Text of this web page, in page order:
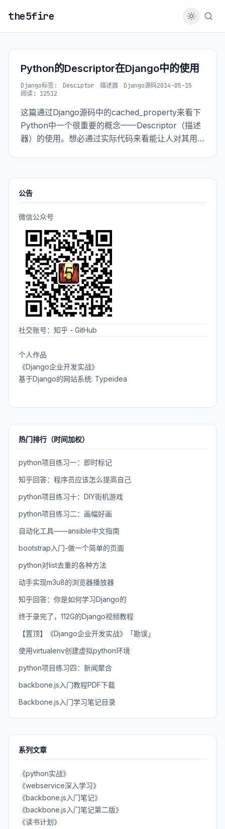
the5fire
Python的Descriptor在Django中的使用
Django标签: Desciptor 描述器 Django源码2014-05-15
阅读: 12512
这篇通过Django源码中的cached_property来看下
Python中一个很重要的概念——Descriptor（描述
器）的使用。想必通过实际代码来看能让人对其用
公告
微信公众号
社交账号： 知乎 - GitHub
个人作品
《Django企业开发实战》
基于Django的网站系统: Typeidea
热门排行（时间加权）
python项目练习一：即时标记
知乎回答：程序员应该怎么提高自己
python项目练习十：DIY街机游戏
python项目练习二：画幅好画
自动化工具——ansible中文指南
bootstrap入门-做一个简单的页面
python对list去重的各种方法
动手实现m3u8的浏览器播放器
知乎回答：你是如何学习Django的
终于录完了，112G的Django视频教程
【置顶】《Django企业开发实战》「勘误」
使用virtualenv创建虚拟python环境
python项目练习四：新闻聚合
backbone.js入门教程PDF下载
Backbone.js入门学习笔记目录
系列文章
《python实战》
《webservice深入学习》
《backbone.js入门笔记》
《backbone.js入门笔记第二版》
《读书计划》